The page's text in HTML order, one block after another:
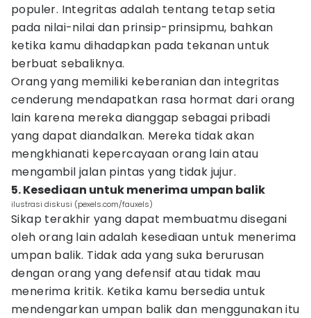
populer. Integritas adalah tentang tetap setia
pada nilai-nilai dan prinsip-prinsipmu, bahkan
ketika kamu dihadapkan pada tekanan untuk
berbuat sebaliknya.
Orang yang memiliki keberanian dan integritas
cenderung mendapatkan rasa hormat dari orang
lain karena mereka dianggap sebagai pribadi
yang dapat diandalkan. Mereka tidak akan
mengkhianati kepercayaan orang lain atau
mengambil jalan pintas yang tidak jujur.
5. Kesediaan untuk menerima umpan balik
ilustrasi diskusi (pexels.com/fauxels)
Sikap terakhir yang dapat membuatmu disegani
oleh orang lain adalah kesediaan untuk menerima
umpan balik. Tidak ada yang suka berurusan
dengan orang yang defensif atau tidak mau
menerima kritik. Ketika kamu bersedia untuk
mendengarkan umpan balik dan menggunakan itu